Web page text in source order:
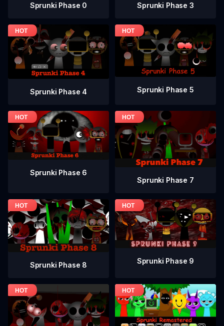
Sprunki Phase 0 Sprunki Phase 3
Sprunki Phase 4 Sprunki Phase 5
Sprunki Phase 6
Sprunki Phase 7
Sprunki Phase 8
Sprunki Phase 9